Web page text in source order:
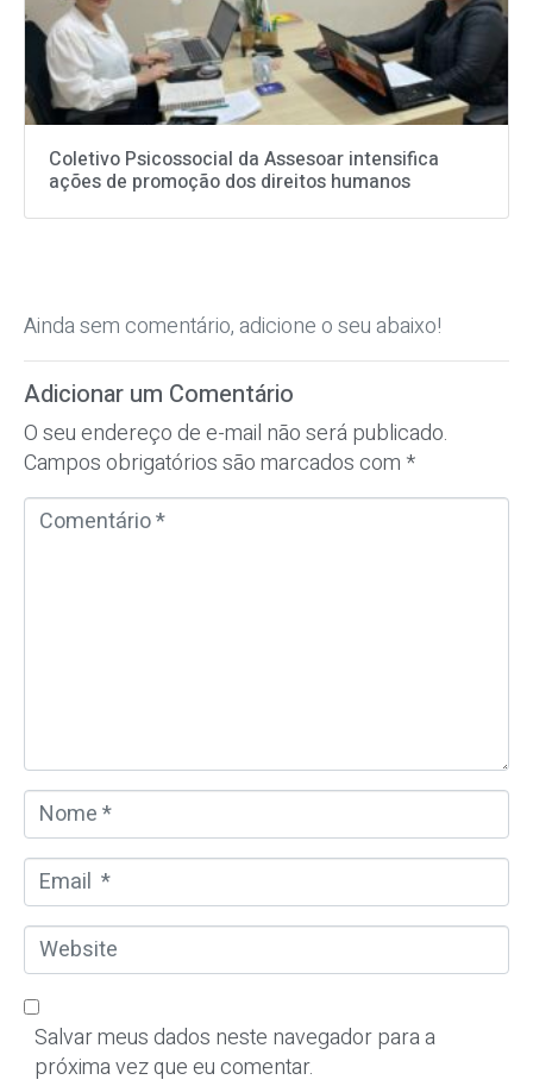
Coletivo Psicossocial da Assesoar intensifica
ações de promoção dos direitos humanos
Ainda sem comentário, adicione o seu abaixo!
Adicionar um Comentário
O seu endereço de e-mail não será publicado.
Campos obrigatórios são marcados com *
C
o
N
o
m
*
E
m
a
*
W
e
b
Salvar meus dados neste navegador para a
próxima vez que eu comentar.